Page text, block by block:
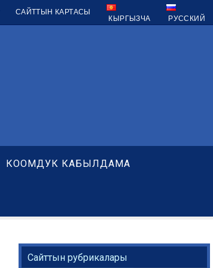
САЙТТЫН КАРТАСЫ
КЫРГЫЗЧА РУССКИЙ
КООМДУК КАБЫЛДАМА
Сайттын рубрикалары